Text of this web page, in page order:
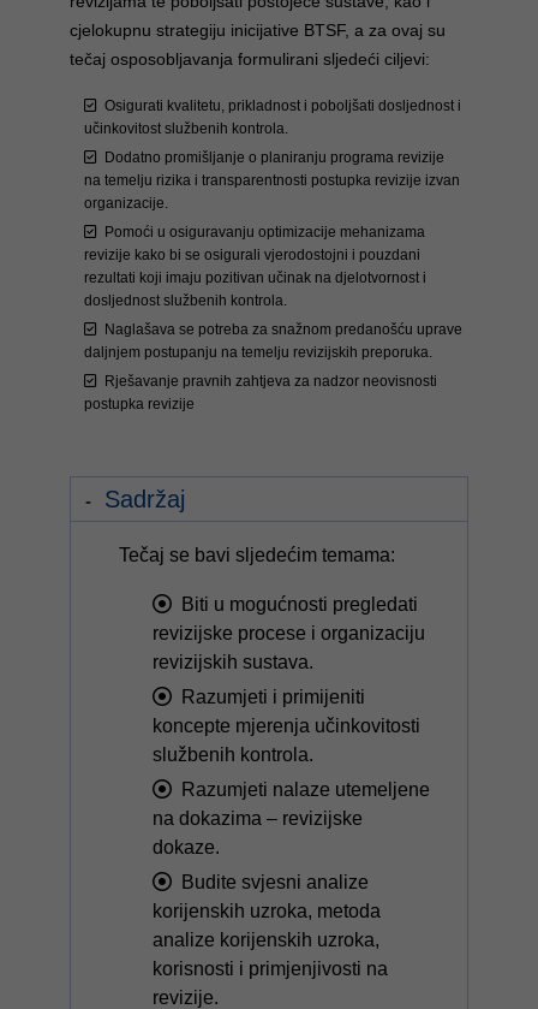
cjelokupnu strategiju inicijative BTSF, a za ovaj su
tečaj osposobljavanja formulirani sljedeći ciljevi:
Osigurati kvalitetu, prikladnost i poboljšati dosljednost i
učinkovitost službenih kontrola.
Dodatno promišljanje o planiranju programa revizije
na temelju rizika i transparentnosti postupka revizije izvan
organizacije.
Pomoći u osiguravanju optimizacije mehanizama
revizije kako bi se osigurali vjerodostojni i pouzdani
rezultati koji imaju pozitivan učinak na djelotvornost i
dosljednost službenih kontrola.
Naglašava se potreba za snažnom predanošću uprave
daljnjem postupanju na temelju revizijskih preporuka.
Rješavanje pravnih zahtjeva za nadzor neovisnosti
postupka revizije
Sadržaj
Tečaj se bavi sljedećim temama:
Biti u mogućnosti pregledati
revizijske procese i organizaciju
revizijskih sustava.
Razumjeti i primijeniti
koncepte mjerenja učinkovitosti
službenih kontrola.
Razumjeti nalaze utemeljene
na dokazima – revizijske
dokaze.
Budite svjesni analize
korijenskih uzroka, metoda
analize korijenskih uzroka,
korisnosti i primjenjivosti na
revizije.